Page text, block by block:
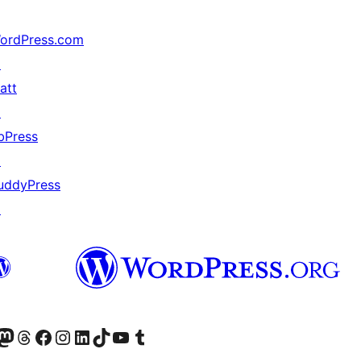
ာက်ကြည့်ရှုရန်
ောင့်သို့ သွားရောက်ကြည့်ရှုပါကျွန်ုပ်တို့၏ Threads အကောင့်သို့ ဝင်ရောက်ကြည့်ရှုရန်
ကျွန်ုပ်တို့၏ Facebook စာမျက်နှာသို့ သွားရောက်ကြည့်ရှုပါကျွန်ုပ်တို့၏ Instagram အကောင့်သို့ သွားရောက်ကြည့်ရှုပါ ကျွန်ုပ်တို့၏ LinkedIn အကောင့်သို့ သွားရောက်ကြည့်ရှုပါကျွန်ုပ်တို့၏ TikTok အကောင့်သို့ ဝင်ရောက်ကြည့်ရှုရန်
ကျွန်ုပ်တို့၏ YouTube ချန်နယ်သို့ သွားရောက်ကြည့်ရှုပါ ကျွန်ုပ်တို့၏ Tumblr အကောင့်သို့ ဝင်ရောက်ကြည့်ရှုရန်